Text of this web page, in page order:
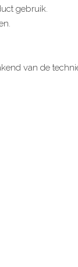
gebruik.
van de